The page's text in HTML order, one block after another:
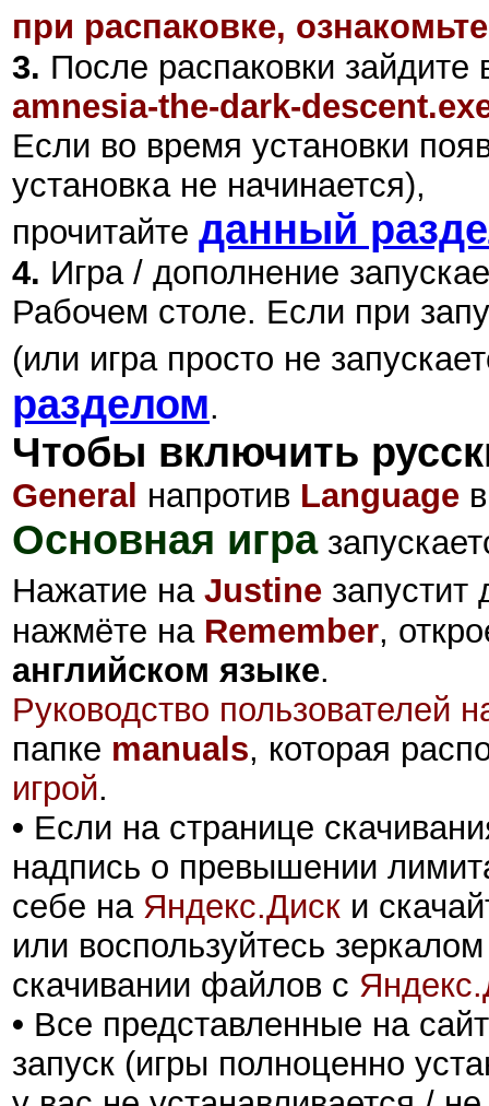
при распаковке,
3. После распаковки зайдите
amnesia-the-dark-
Если во время установки
установка не начинается),
прочитайте данный
4. Игра / дополнение
Рабочем столе. Если при
(или игра просто не
разделом.
Чтобы включить
General напротив Language
Основная игра
Нажатие на Justine
нажмёте на Remember,
английском языке.
Руководство пользователей
папке manuals, которая
игрой.
• Если на странице
надпись о превышении
себе на Яндекс.Диск и
или воспользуйтесь
скачивании файлов с
• Все представленные на
запуск (игры полноценно